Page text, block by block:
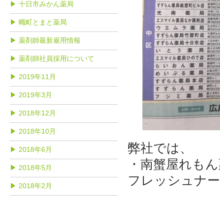
▶ 十日市みかん薬局
▶ 幟町とまと薬局
▶ 薬剤師最新雇用情報
▶ 薬剤師社員採用について
▶ 2019年11月
▶ 2019年3月
▶ 2018年12月
▶ 2018年10月
▶ 2018年6月
▶ 2018年5月
▶ 2018年2月
弊社では、
・南蟹屋れも
フレッシュナ